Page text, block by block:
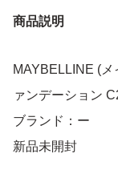
商品説明
MAYBELLINE (
ァンデーション
ブランド：ー
新品未開封